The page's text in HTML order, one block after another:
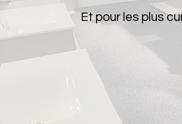
Et pour les plus